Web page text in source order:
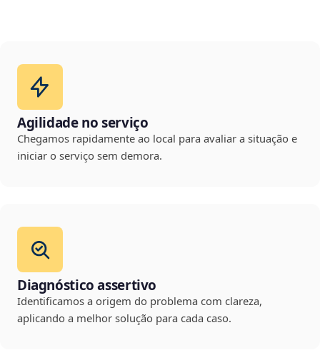
Agilidade no serviço
Chegamos rapidamente ao local para avaliar a situação e
iniciar o serviço sem demora.
Diagnóstico assertivo
Identificamos a origem do problema com clareza,
aplicando a melhor solução para cada caso.